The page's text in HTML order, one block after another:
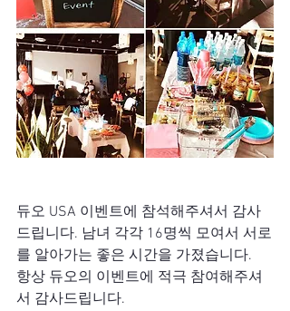
듀오 USA 이벤트에 참석해주셔서 감사
드립니다. 남녀 각각 16명씩 모여서 서로
를 알아가는 좋은 시간을 가졌습니다.
항상 듀오의 이벤트에 적극 참여해주셔
서 감사드립니다.